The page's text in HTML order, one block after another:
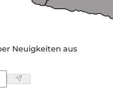
Neuigkeiten aus